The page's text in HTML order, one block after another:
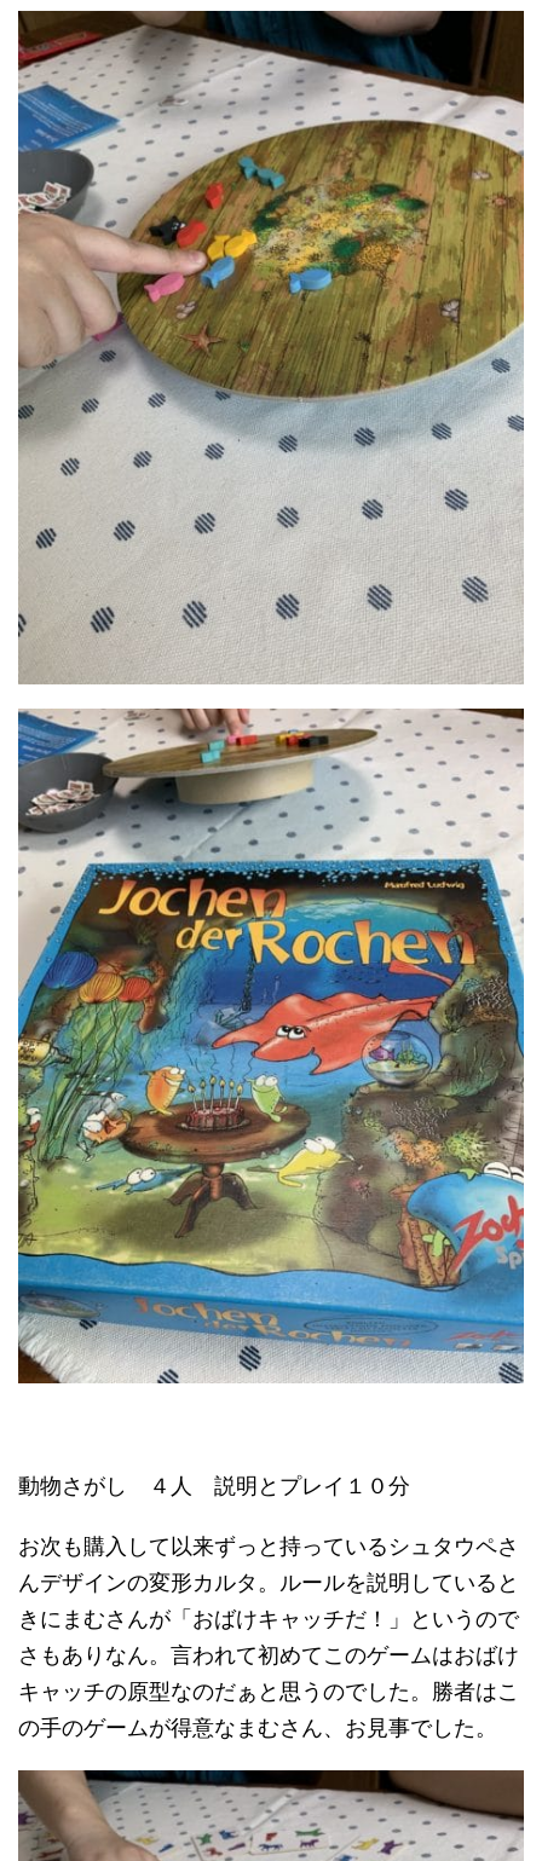
動物さがし ４人 説明とプレイ１０分
お次も購入して以来ずっと持っているシュタウペさ
んデザインの変形カルタ。ルールを説明していると
きにまむさんが「おばけキャッチだ！」というので
さもありなん。言われて初めてこのゲームはおばけ
キャッチの原型なのだぁと思うのでした。勝者はこ
の手のゲームが得意なまむさん、お見事でした。